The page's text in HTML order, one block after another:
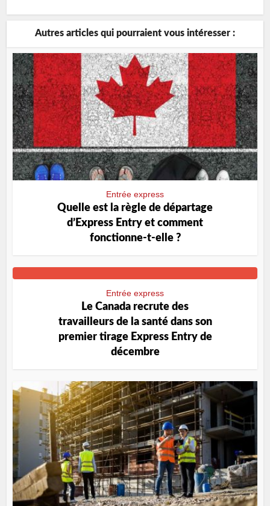
Autres articles qui pourraient vous intéresser :
Entrée express
Quelle est la règle de départage
d’Express Entry et comment
fonctionne-t-elle ?
Entrée express
Le Canada recrute des
travailleurs de la santé dans son
premier tirage Express Entry de
décembre